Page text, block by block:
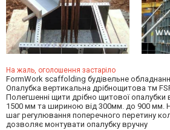
На жаль, оголошення застаріло
FormWork scaffolding будівельне
Опалубка вертикальна дрібнощитова тм
Полегшенні щити дрібно щитової
1500 мм та шириною від 300мм. до 900 мм.
шаг регулювання поперечного перетину
дозволяє монтувати опалубку вручну